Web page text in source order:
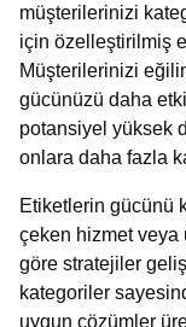
müşterilerinizi
için özelleştirilmiş
Müşterilerinizi
gücünüzü daha
potansiyel yüksek
onlara daha fazla
Etiketlerin gücünü
çeken hizmet veya
göre stratejiler
kategoriler
uygun çözümler